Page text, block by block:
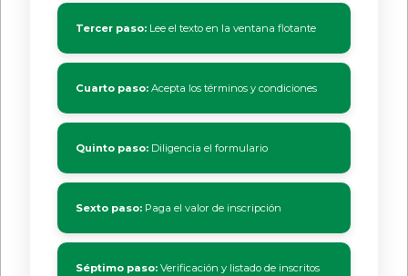
Tercer paso: Lee el texto en la ventana flotante
Cuarto paso: Acepta los términos y condiciones
Quinto paso: Diligencia el formulario
Sexto paso: Paga el valor de inscripción
Séptimo paso: Verificación y listado de inscritos